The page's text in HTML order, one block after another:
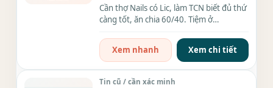
Cần thợ Nails có Lic, làm TCN biết đủ thứ
càng tốt, ăn chia 60/40. Tiệm ở
Xem nhanh
Xem chi tiết
Tin cũ / cần xác minh